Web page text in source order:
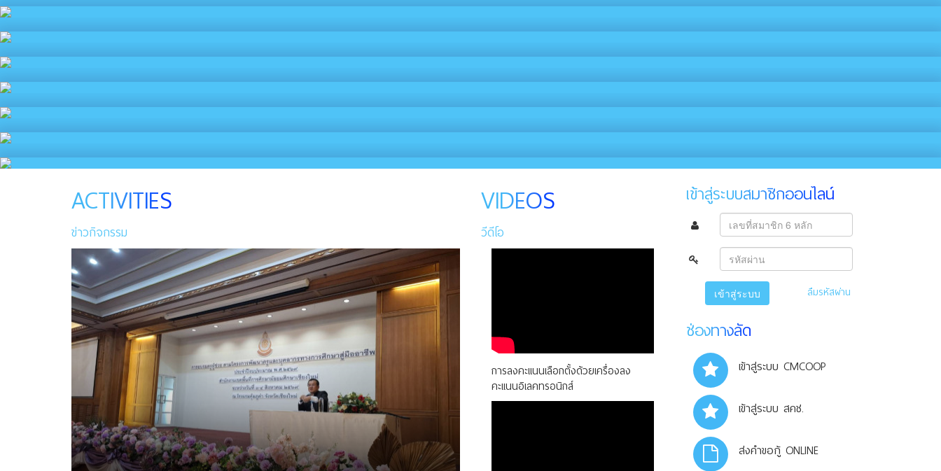
ACTIVITIES
ข่าวกิจกรรม
VIDEOS
วีดีโอ
การลงคะแนนเลือกตั้งด้วยเครื่องลง
คะแนนอิเลคทรอนิกส์
เข้าสู่ระบบสมาชิกออนไลน์
เข้าสู่ระบบ ลืมรหัสผ่าน
ช่องทางลัด
เข้าสู่ระบบ CMCOOP
เข้าสู่ระบบ สคช.
ส่งคำขอกู้ ONLINE